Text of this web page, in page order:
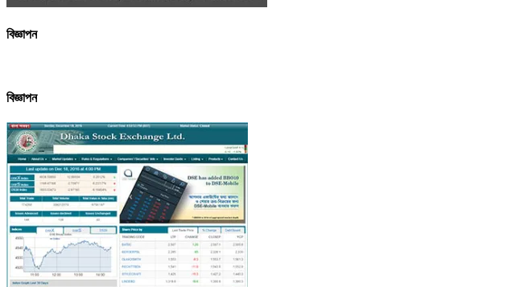
বিজ্ঞাপন
বিজ্ঞাপন